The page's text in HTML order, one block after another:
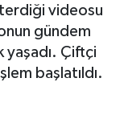
videosu
gündem
yaşadı. Çiftçi
başlatıldı.